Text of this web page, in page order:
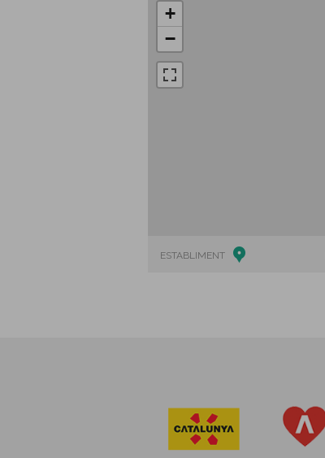
+
−
ESTABLIMENT